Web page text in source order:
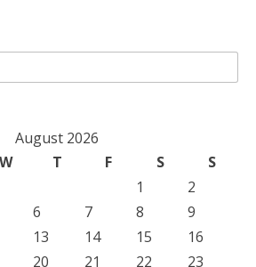
August 2026
W T F S
S
1
2
6 7 8
9
13 14 15
16
20 21 22 23